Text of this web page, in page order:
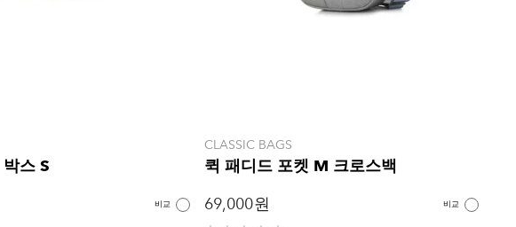
스 S
비교
CLASSIC BAGS
퀵 패디드 포켓 M 크로스백
69,000 원
비교